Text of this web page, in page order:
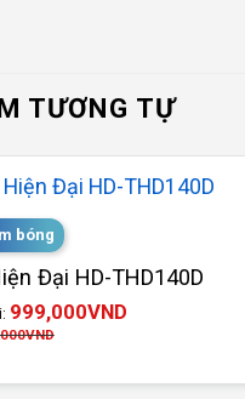
TƯƠNG TỰ
bóng
Đại HD-THD140D
999,000VND
VND